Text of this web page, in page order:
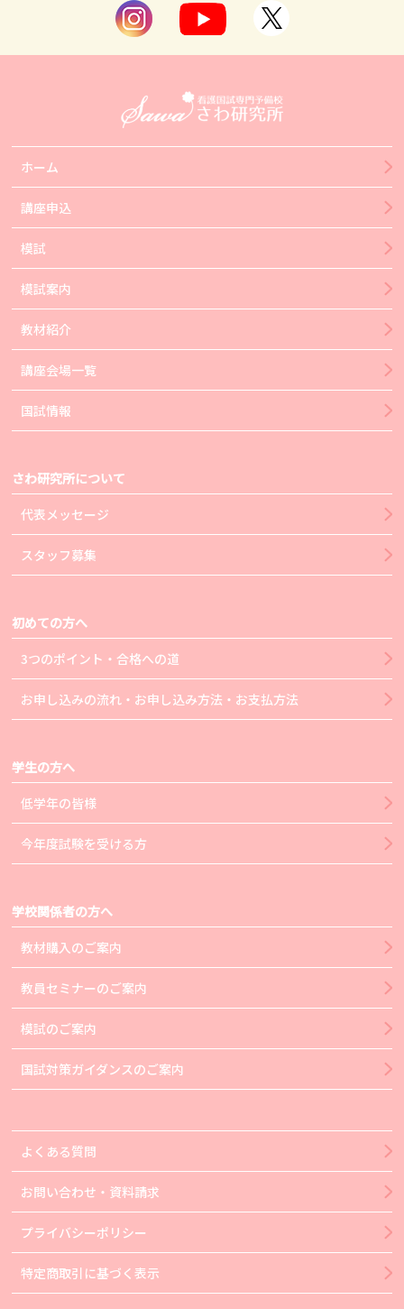
ホーム
講座申込
模試
模試案内
教材紹介
講座会場一覧
国試情報
さわ研究所について
代表メッセージ
スタッフ募集
初めての方へ
3つのポイント・合格への道
お申し込みの流れ・お申し込み方法・お支払方法
学生の方へ
低学年の皆様
今年度試験を受ける方
学校関係者の方へ
教材購入のご案内
教員セミナーのご案内
模試のご案内
国試対策ガイダンスのご案内
よくある質問
お問い合わせ・資料請求
プライバシーポリシー
特定商取引に基づく表示